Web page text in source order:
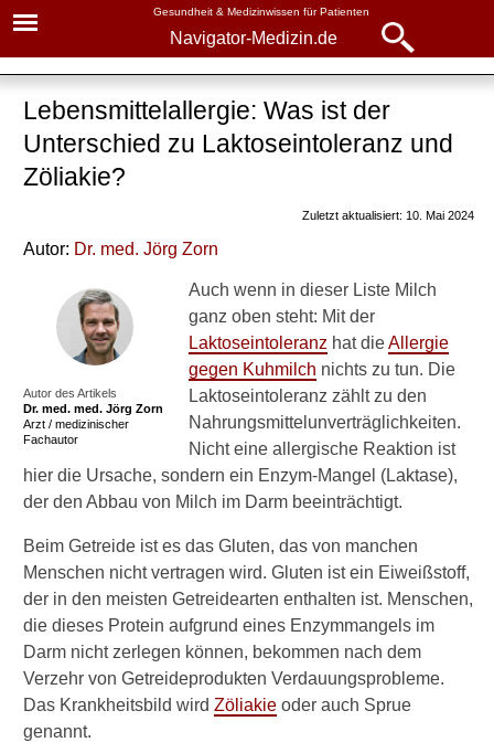
Gesundheit & Medizinwissen für Patienten
Navigator-Medizin.de
Lebensmittelallergie: Was ist der
Unterschied zu Laktoseintoleranz und
Zöliakie?
Zuletzt aktualisiert: 10. Mai 2024
Autor: Dr. med. Jörg Zorn
Autor des Artikels
Dr. med. med. Jörg Zorn
Arzt / medizinischer
Fachautor
Auch wenn in dieser Liste Milch
ganz oben steht: Mit der
Laktoseintoleranz hat dieAllergie
gegen Kuhmilch nichts zu tun. Die
Laktoseintoleranz zählt zu den
Nahrungsmittelunverträglichkeiten.
Nicht eine allergische Reaktion ist
hier die Ursache, sondern ein Enzym-Mangel (Laktase),
der den Abbau von Milch im Darm beeinträchtigt.
Beim Getreide ist es das Gluten, das von manchen
Menschen nicht vertragen wird. Gluten ist ein Eiweißstoff,
der in den meisten Getreidearten enthalten ist. Menschen,
die dieses Protein aufgrund eines Enzymmangels im
Darm nicht zerlegen können, bekommen nach dem
Verzehr von Getreideprodukten Verdauungsprobleme.
Das Krankheitsbild wird Zöliakie oder auch Sprue
genannt.
Navigator-Medizin.de
► Krankheiten
► Diagnostik & Laborwerte
► Therapieverfahren
► Medikamente
► Gesundheitsthemen
Navigator-
Medizin.de
▾
Krankheiten
Allergie: alle Fragen, alle
Grundlagen
Ursachen
Diagnose
Behandlung
Allergiepass
Allergischer Schock
Hausstauballergie
Nahrungsmittelallergie
Auslöser
Symptome & Diagnostik